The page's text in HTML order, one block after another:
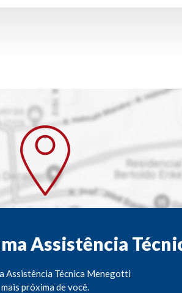
Assistência
Assistência Técnica Menegotti
mais próxima de você.